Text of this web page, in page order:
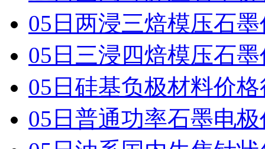
05日两浸三焙模压石
05日三浸四焙模压石
05日硅基负极材料价
05日普通功率石墨电